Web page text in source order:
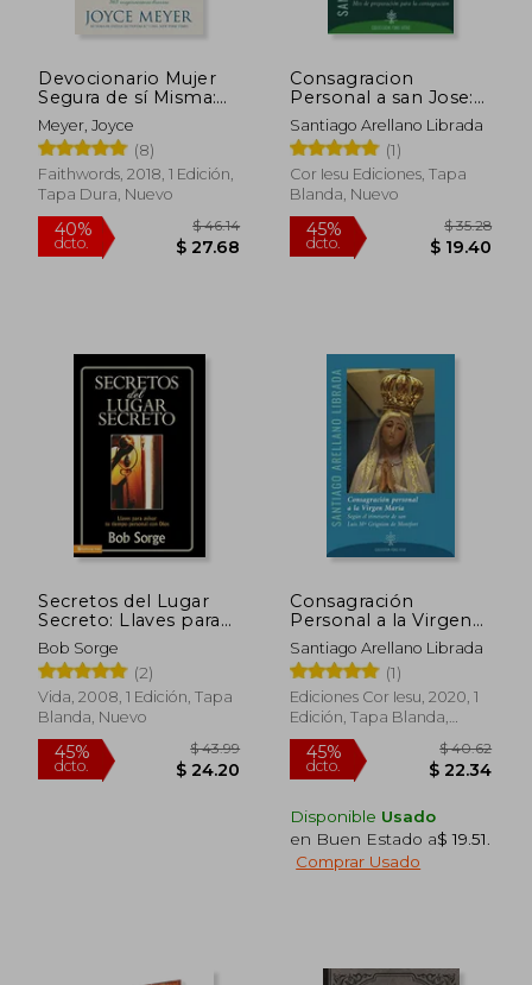
Devocionario Mujer
Segura de sí Misma:
365 Inspiraciones
Diarias
Meyer, Joyce
(8)
Faithwords, 2018, 1 Edición,
Tapa Dura, Nuevo
Consagracion
Personal a san Jose:
Mes de Preparación
Para la Consagración
Santiago Arellano Librada
(1)
Cor Iesu Ediciones, Tapa
Blanda, Nuevo
45%
dcto.
Secretos del Lugar
Secreto: Llaves para
avivar tu tiempo
personal con Dios
Bob Sorge
(2)
Vida, 2008, 1 Edición, Tapa
Blanda, Nuevo
Consagración
Personal a la Virgen
María: Según el
Itinerario de san Luis
mª Grignion de
Montfort: 1 (Fons
Vitae)
Santiago Arellano Librada
(1)
Ediciones Cor Iesu, 2020, 1
Edición, Tapa Blanda,
Nuevo
Disponible Usado
en Buen Estado a$ 19.51
Comprar Usado